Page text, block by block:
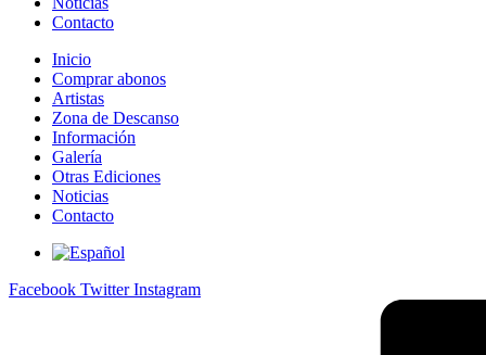
Contacto
Inicio
Comprar abonos
Artistas
Zona de Descanso
Información
Galería
Otras Ediciones
Noticias
Contacto
Facebook Twitter Instagram